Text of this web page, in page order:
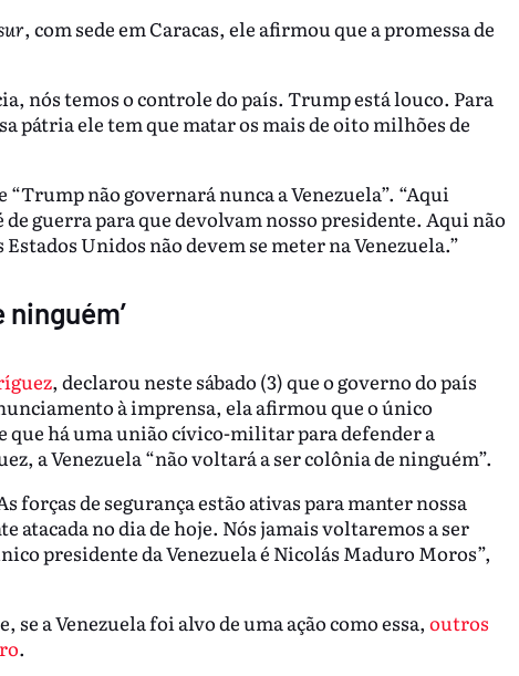
, com sede em Caracas, ele afirmou que a promessa de
nós temos o controle do país. Trump está louco. Para
pátria ele tem que matar os mais de oito milhões de
não governará nunca a Venezuela”. “Aqui
guerra para que devolvam nosso presidente. Aqui não
Unidos não devem se meter na Venezuela.”
ninguém’
, declarou neste sábado (3) que o governo do país
à imprensa, ela afirmou que o único
que há uma união cívico-militar para defender a
a Venezuela “não voltará a ser colônia de ninguém”.
forças de segurança estão ativas para manter nossa
no dia de hoje. Nós jamais voltaremos a ser
presidente da Venezuela é Nicolás Maduro Moros”,
a Venezuela foi alvo de uma ação como essa, outros
.